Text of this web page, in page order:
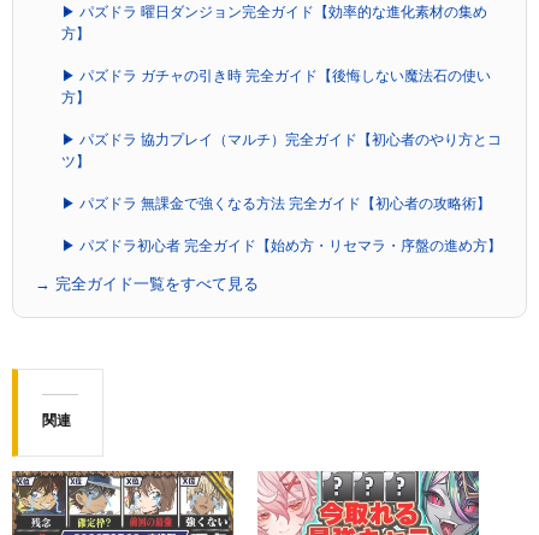
▶ パズドラ 曜日ダンジョン完全ガイド【効率的な進化素材の集め
方】
▶ パズドラ ガチャの引き時 完全ガイド【後悔しない魔法石の使い
方】
▶ パズドラ 協力プレイ（マルチ）完全ガイド【初心者のやり方とコ
ツ】
▶ パズドラ 無課金で強くなる方法 完全ガイド【初心者の攻略術】
▶ パズドラ初心者 完全ガイド【始め方・リセマラ・序盤の進め方】
→ 完全ガイド一覧をすべて見る
関連